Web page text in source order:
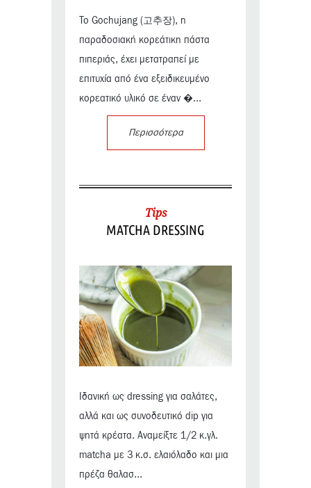
Το Gochujang (고추장), η
παραδοσιακή κορεάτικη πάστα
πιπεριάς, έχει μετατραπεί με
επιτυχία από ένα εξειδικευμένο
κορεατικό υλικό σε έναν �...
Περισσότερα
Tips
MATCHA DRESSING
Ιδανική ως dressing για σαλάτες,
αλλά και ως συνοδευτικό dip για
ψητά κρέατα. Αναμείξτε 1/2 κ.γλ.
matcha με 3 κ.σ. ελαιόλαδο και μια
πρέζα θαλασ...